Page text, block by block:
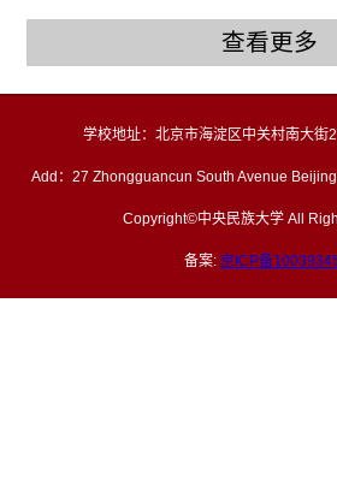
查看更多
学校地址：北京市海淀区中关村南大街
Add：27 Zhongguancun South Avenue
Copyright©中央民族大学 All
备案: 京ICP备